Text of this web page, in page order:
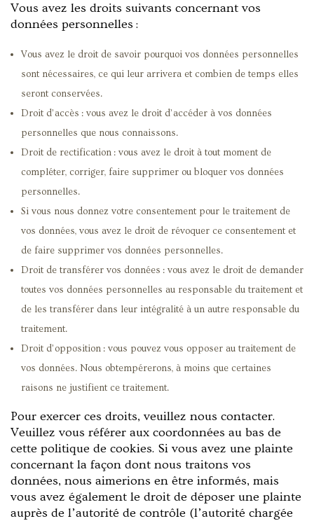
Vous avez les droits suivants concernant vos
données personnelles :
Vous avez le droit de savoir pourquoi vos données personnelles
sont nécessaires, ce qui leur arrivera et combien de temps elles
seront conservées.
Droit d’accès : vous avez le droit d’accéder à vos données
personnelles que nous connaissons.
Droit de rectification : vous avez le droit à tout moment de
compléter, corriger, faire supprimer ou bloquer vos données
personnelles.
Si vous nous donnez votre consentement pour le traitement de
vos données, vous avez le droit de révoquer ce consentement et
de faire supprimer vos données personnelles.
Droit de transférer vos données : vous avez le droit de demander
toutes vos données personnelles au responsable du traitement et
de les transférer dans leur intégralité à un autre responsable du
traitement.
Droit d’opposition : vous pouvez vous opposer au traitement de
vos données. Nous obtempérerons, à moins que certaines
raisons ne justifient ce traitement.
Pour exercer ces droits, veuillez nous contacter.
Veuillez vous référer aux coordonnées au bas de
cette politique de cookies. Si vous avez une plainte
concernant la façon dont nous traitons vos
données, nous aimerions en être informés, mais
vous avez également le droit de déposer une plainte
auprès de l’autorité de contrôle (l’autorité chargée